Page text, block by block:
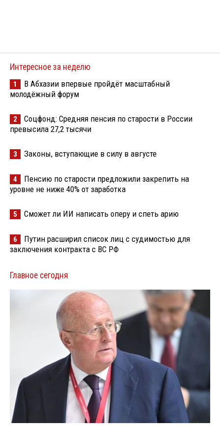
Интересное за неделю
1
В Абхазии впервые пройдёт масштабный
молодёжный форум
2
Соцфонд: Средняя пенсия по старости в России
превысила 27,2 тысячи
3 Законы, вступающие в силу в августе
4
Пенсию по старости предложили закрепить на
уровне не ниже 40% от заработка
5 Сможет ли ИИ написать оперу и спеть арию
6
Путин расширил список лиц с судимостью для
заключения контракта с ВС РФ
Главное сегодня